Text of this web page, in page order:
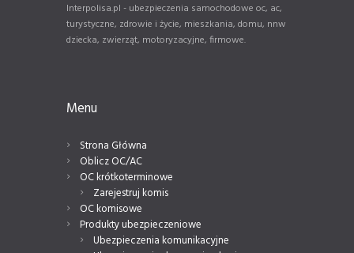
Interpolisa.pl - ubezpieczenia samochodowe oc, ac,
turystyczne, zdrowie i życie, mieszkania, domu, nnw
dziecka, zwierząt, motoryzacyjne, firmowe.
Menu
Strona Główna
Oblicz OC/AC
OC krótkoterminowe
Zarejestruj komis
OC komisowe
Produkty ubezpieczeniowe
Ubezpieczenia komunikacyjne